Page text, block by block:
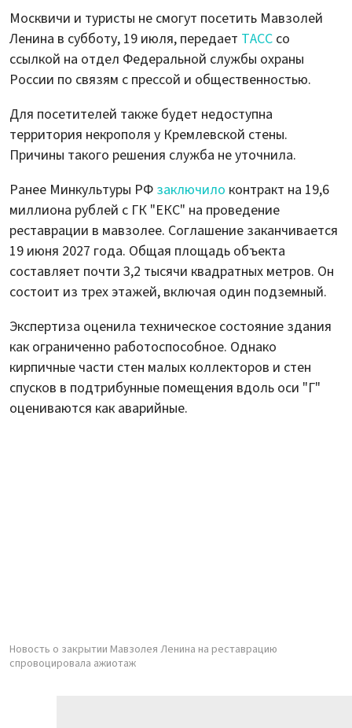
Москвичи и туристы не смогут посетить Мавзолей
Ленина в субботу, 19 июля, передает ТАСС со
ссылкой на отдел Федеральной службы охраны
России по связям с прессой и общественностью.
Для посетителей также будет недоступна
территория некрополя у Кремлевской стены.
Причины такого решения служба не уточнила.
Ранее Минкультуры РФ заключило контракт на 19,6
миллиона рублей с ГК "ЕКС" на проведение
реставрации в мавзолее. Соглашение заканчивается
19 июня 2027 года. Общая площадь объекта
составляет почти 3,2 тысячи квадратных метров. Он
состоит из трех этажей, включая один подземный.
Экспертиза оценила техническое состояние здания
как ограниченно работоспособное. Однако
кирпичные части стен малых коллекторов и стен
спусков в подтрибунные помещения вдоль оси "Г"
оцениваются как аварийные.
Новость о закрытии Мавзолея Ленина на реставрацию
спровоцировала ажиотаж